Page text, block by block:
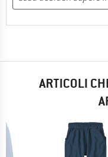
ARTICOLI